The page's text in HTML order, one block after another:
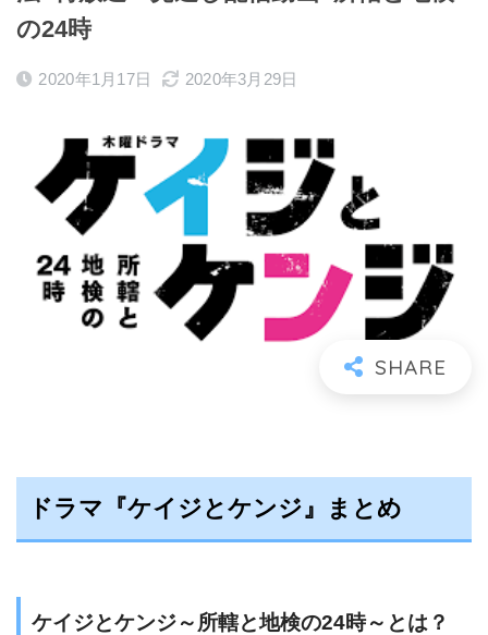
の24時
2020年1月17日 2020年3月29日
ドラマ『ケイジとケンジ』まとめ
ケイジとケンジ～所轄と地検の24時～とは？